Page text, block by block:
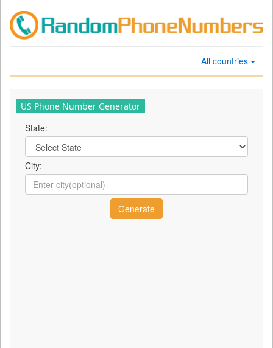
All countries
US Phone Number Generator
State:
City: